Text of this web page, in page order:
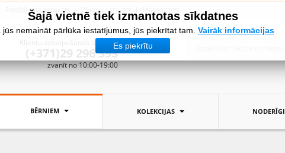
Šajā vietnē tiek izmantotas sīkdatnes
jūs nemaināt pārlūka iestatījumus, jūs piekrītat tam. Vairāk informācijas
Es piekrītu
Pasūtījuma saraksts Vēlmju saraksts
Klientu apkalpošanas tālrunis:
(+371)29 296 393
zvanīt no 10:00-19:00
BĒRNIEM KOLEKCIJAS NODERĪGI